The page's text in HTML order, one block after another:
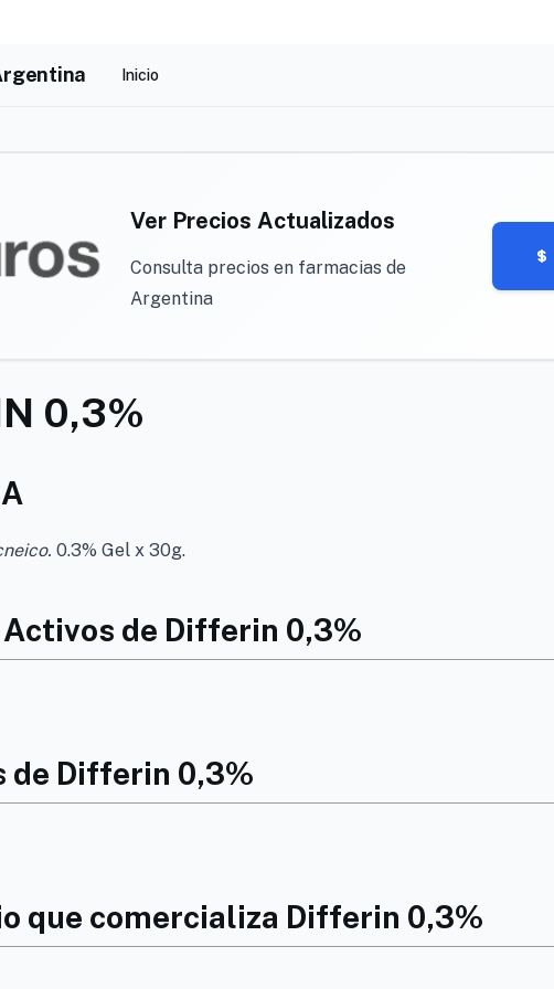
Inicio
Ver Precios Actualizados
Consulta precios en farmacias de
Argentina
0,3%
0.3% Gel x 30g.
de Differin 0,3%
de Differin 0,3%
que comercializa Differin 0,3%